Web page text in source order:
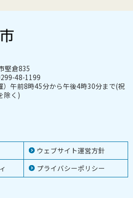
ウェブサイト運営方針
プライバシーポリシー
堅倉835
48-1199
）午前8時45分から午後4時30分まで(祝
除く)